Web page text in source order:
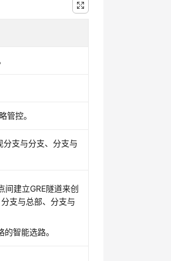
管控。
支与分支、分支与
间建立GRE隧道来创
支与总部、分支与
智能选路。